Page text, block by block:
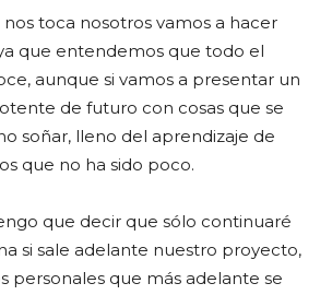
toca nosotros vamos a hacer
que entendemos que todo el
aunque si vamos a presentar un
de futuro con cosas que se
soñar, lleno del aprendizaje de
que no ha sido poco.
que decir que sólo continuaré
si sale adelante nuestro proyecto,
personales que más adelante se